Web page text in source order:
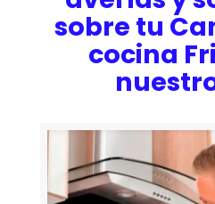
sobre tu
cocina